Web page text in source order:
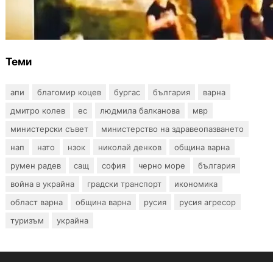
Скандалът в Банско: Имало ли е
провокация от италианските младежи
преди нацистките нападки?
Теми
апи благомир коцев бургас българия
варна
дмитро колев
ес людмила балканова
мвр
министерски съвет
министерство на здравеопазването
нап
нато нзок николай денков
община варна
румен радев
сащ софия черно море
българия
война в украйна
градски транспорт
икономика
област варна
община варна русия
русия агресор
туризъм
украйна